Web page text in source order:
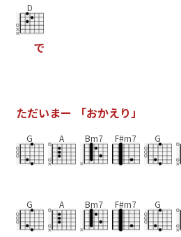
D
で
ただいまー 「おかえり」
G A Bm7 F#m7 G
G A Bm7 F#m7 G